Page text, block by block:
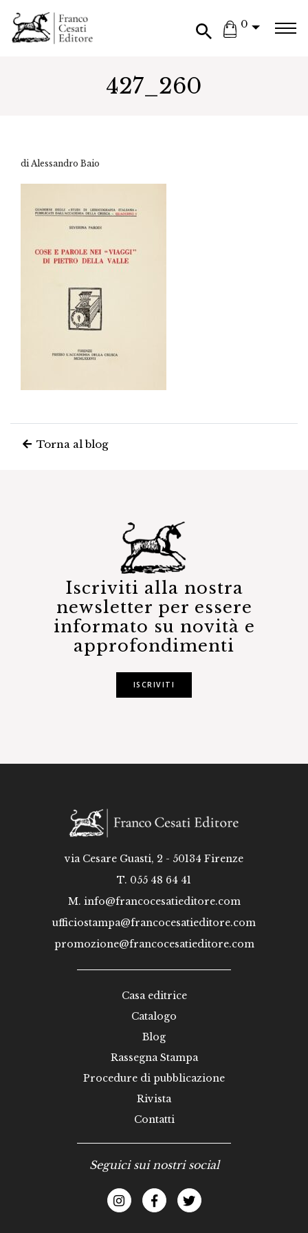
0
427_260
di Alessandro Baio
Torna al blog
Iscriviti alla nostra
newsletter per essere
informato su novità e
approfondimenti
ISCRIVITI
via Cesare Guasti, 2 - 50134 Firenze
T. 055 48 64 41
M. info@francocesatieditore.com
ufficiostampa@francocesatieditore.com
promozione@francocesatieditore.com
Casa editrice
Catalogo
Blog
Rassegna Stampa
Procedure di pubblicazione
Rivista
Contatti
Seguici sui nostri social